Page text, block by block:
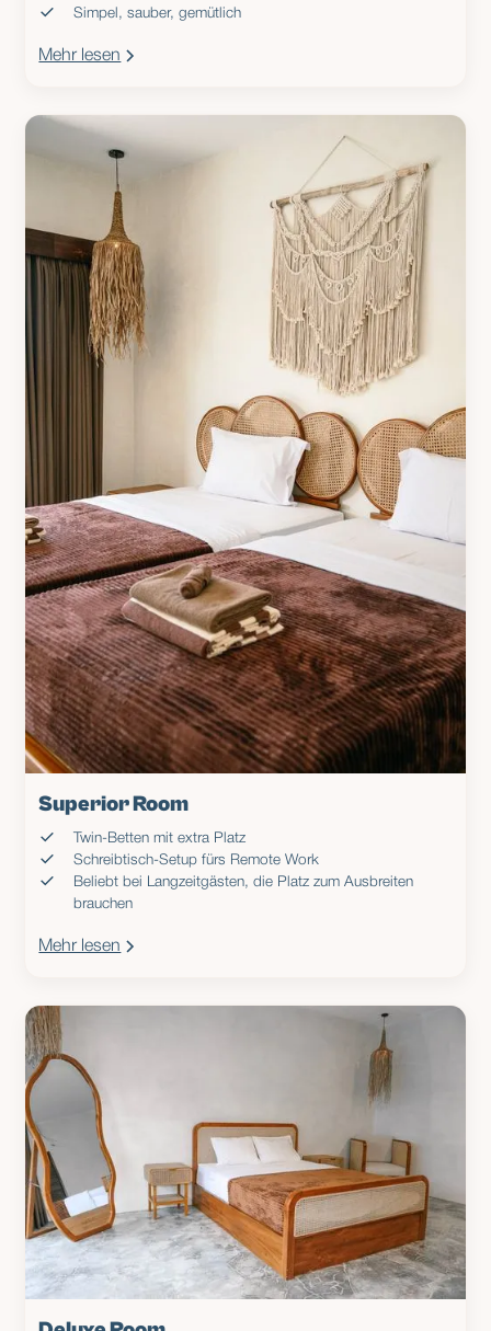
Simpel, sauber, gemütlich
Mehr lesen
Superior Room
Twin-Betten mit extra Platz
Schreibtisch-Setup fürs Remote Work
Beliebt bei Langzeitgästen, die Platz zum Ausbreiten
brauchen
Mehr lesen